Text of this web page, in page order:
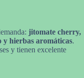
jitomate cherry,
y hierbas aromáticas.
y tienen excelente